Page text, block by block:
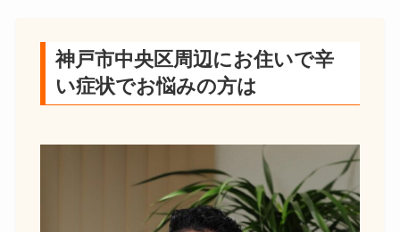
神戸市中央区周辺にお住いで辛
い症状でお悩みの方は